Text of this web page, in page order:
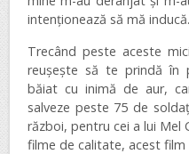
intenționează să mă inducă.
Trecând peste aceste
reușește să te prindă în
băiat cu inimă de aur,
salveze peste 75 de
război, pentru cei a lui
filme de calitate, acest